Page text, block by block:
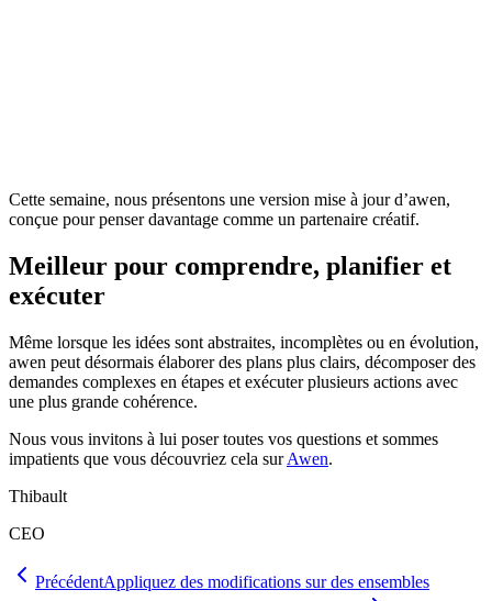
Cette semaine, nous présentons une version mise à jour d’awen,
conçue pour penser davantage comme un partenaire créatif.
Meilleur pour comprendre, planifier et
exécuter
Même lorsque les idées sont abstraites, incomplètes ou en évolution,
awen peut désormais élaborer des plans plus clairs, décomposer des
demandes complexes en étapes et exécuter plusieurs actions avec
une plus grande cohérence.
Nous vous invitons à lui poser toutes vos questions et sommes
impatients que vous découvriez cela surAwen.
Thibault
CEO
PrécédentAppliquez des modifications sur des ensembles